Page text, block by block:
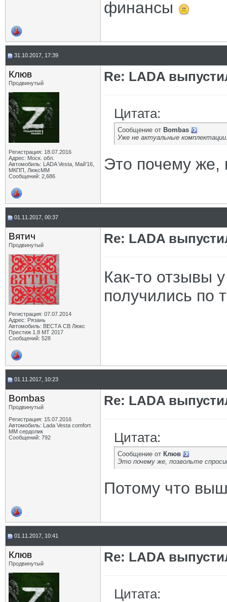
финансы
31.10.2017, 17:39
Клюв
Продвинутый
Регистрация: 18.07.2016
Адрес: Моск. обл.
Автомобиль: LADA Vesta, Май'16,
МКПП, ЛюксММ
Сообщений: 2,686
Re: LADA
Цитата:
Сообщение от Bombas
Уже не актуальные
Это почему же,
01.11.2017, 00:37
Вятич
Продвинутый
Регистрация: 07.07.2014
Адрес: Рязань
Автомобиль: ВЕСТА СВ Люкс
Престиж 1.8 МТ 2017
Сообщений: 528
Re: LADA
Как-то отзывы
получились по
01.11.2017, 10:23
Bombas
Продвинутый
Регистрация: 15.07.2016
Автомобиль: Lada Vesta comfort
MM сердолик
Сообщений: 792
Re: LADA
Цитата:
Сообщение от Клюв
Это почему же, позвольте
Потому что
01.11.2017, 10:41
Клюв
Продвинутый Re: LADA
Цитата: